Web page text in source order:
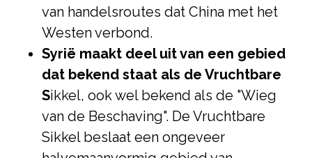
van handelsroutes dat China met het
Westen verbond.
Syrië maakt deel uit van een gebied
dat bekend staat als de Vruchtbare
Sikkel, ook wel bekend als de "Wieg
van de Beschaving". De Vruchtbare
Sikkel beslaat een ongeveer